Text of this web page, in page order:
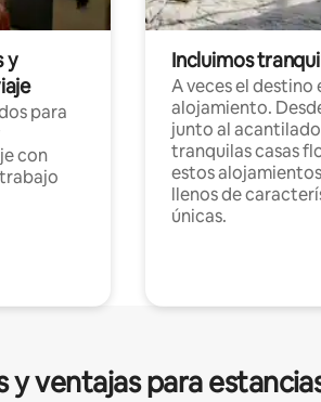
y
para
con
Incluimos
A veces el destino
alojamiento.
junto al
tranquilas casas
estos
llenos de
únicas.
y ventajas para